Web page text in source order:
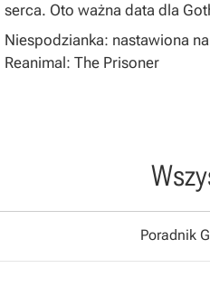
serca. Oto ważna data dla
Niespodzianka: nastawiona
Reanimal: The Prisoner
Poradnik